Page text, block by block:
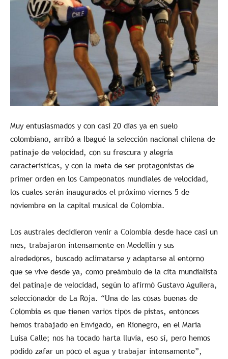
Muy entusiasmados y con casi 20 días ya en suelo
colombiano, arribó a Ibagué la selección nacional chilena de
patinaje de velocidad, con su frescura y alegría
características, y con la meta de ser protagonistas de
primer orden en los Campeonatos mundiales de velocidad,
los cuales serán inaugurados el próximo viernes 5 de
noviembre en la capital musical de Colombia.
Los australes decidieron venir a Colombia desde hace casi un
mes, trabajaron intensamente en Medellín y sus
alrededores, buscado aclimatarse y adaptarse al entorno
que se vive desde ya, como preámbulo de la cita mundialista
del patinaje de velocidad, según lo afirmó Gustavo Aguilera,
seleccionador de La Roja. “Una de las cosas buenas de
Colombia es que tienen varios tipos de pistas, entonces
hemos trabajado en Envigado, en Rionegro, en el María
Luisa Calle; nos ha tocado harta lluvia, eso sí, pero hemos
podido zafar un poco el agua y trabajar intensamente”,